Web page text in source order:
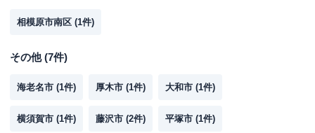
相模原市南区 (1件)
その他(7件)
海老名市 (1件) 厚木市 (1件) 大和市 (1件)
横須賀市 (1件) 藤沢市 (2件) 平塚市 (1件)